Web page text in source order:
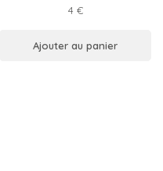
Prix
4 €
Ajouter au panier